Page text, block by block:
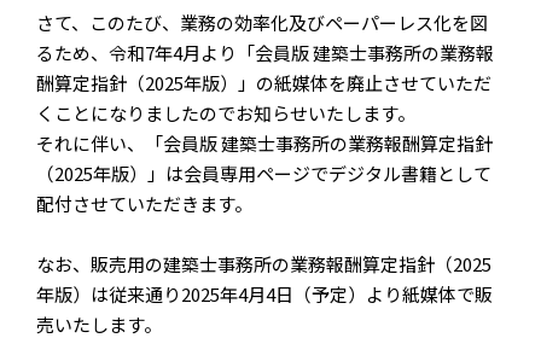
さて、このたび、業務の効率化及びペーパーレス化を図
るため、令和7年4月より「会員版 建築士事務所の業務報
酬算定指針（2025年版）」の紙媒体を廃止させていただ
くことになりましたのでお知らせいたします。
それに伴い、「会員版 建築士事務所の業務報酬算定指針
（2025年版）」は会員専用ページでデジタル書籍として
配付させていただきます。
なお、販売用の建築士事務所の業務報酬算定指針（2025
年版）は従来通り2025年4月4日（予定）より紙媒体で販
売いたします。